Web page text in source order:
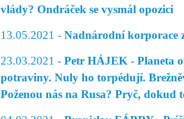
vlády? Ondráček se vysmál opozici
13.05.2021 - Nadnárodní korporace
23.03.2021 - Petr HÁJEK - Planeta
potraviny. Nuly ho torpédují.
Poženou nás na Rusa? Pryč, dokud